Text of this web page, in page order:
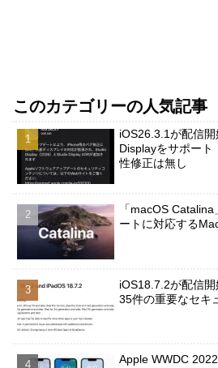
このカテゴリーの人気記事
iOS26.3.1が配信
Displayをサポート
性修正は無し
「macOS
ートに対応する
iOS18.7.2が配信開
35件の重要なセキ
Apple WWDC 2022